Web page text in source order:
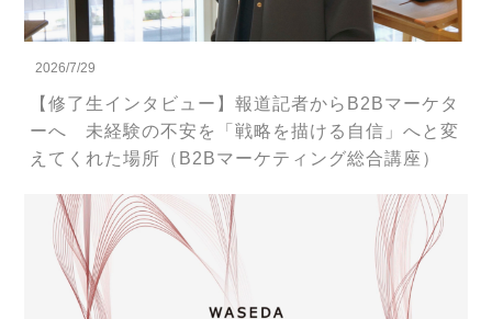
2026/7/29
【修了生インタビュー】報道記者からB2Bマーケタ
ーへ 未経験の不安を「戦略を描ける自信」へと変
えてくれた場所（B2Bマーケティング総合講座）